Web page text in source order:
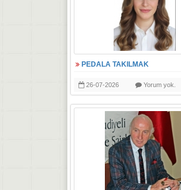
PEDALA TAKILMAK
26-07-2026 Yorum yok.